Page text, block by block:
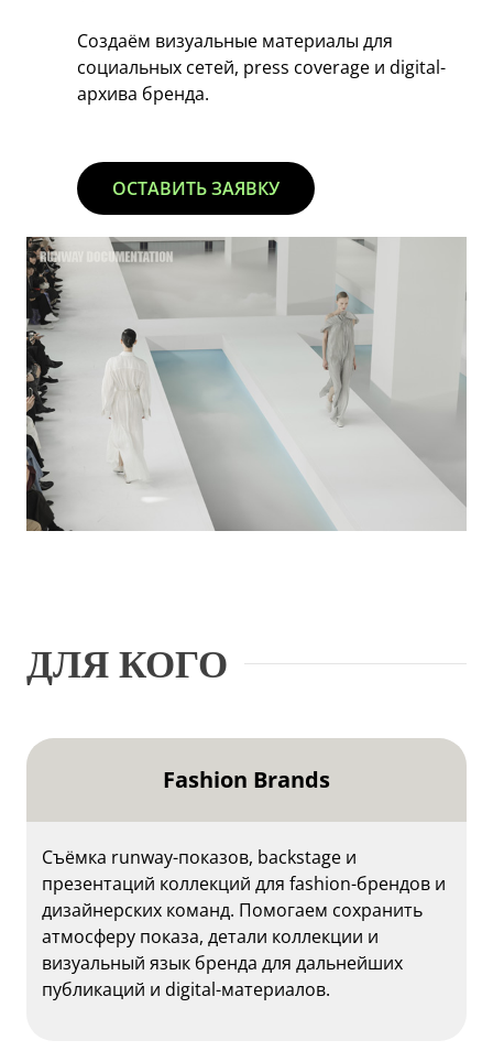
Создаём визуальные материалы для
социальных сетей, press coverage и digital-
архива бренда.
ОСТАВИТЬ ЗАЯВКУ
ДЛЯ КОГО
Fashion Brands
Съёмка runway-показов, backstage и
презентаций коллекций для fashion-брендов и
дизайнерских команд. Помогаем сохранить
атмосферу показа, детали коллекции и
визуальный язык бренда для дальнейших
публикаций и digital-материалов.